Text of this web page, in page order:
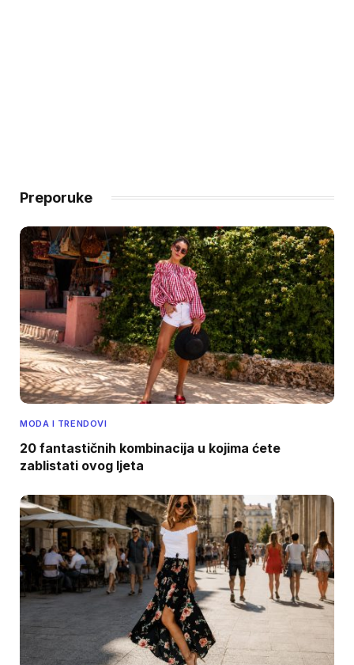
Preporuke
MODA I TRENDOVI
20 fantastičnih kombinacija u kojima ćete
zablistati ovog ljeta